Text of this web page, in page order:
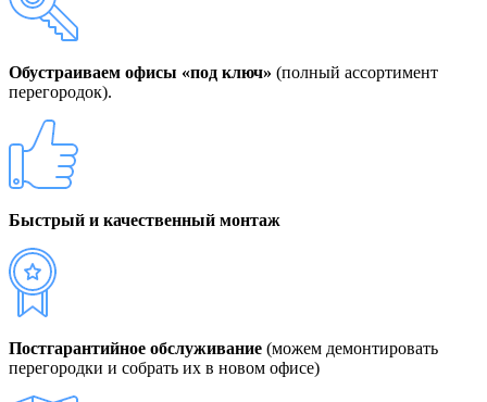
Обустраиваем офисы «под ключ» (полный ассортимент
перегородок).
Быстрый и качественный монтаж
Постгарантийное обслуживание (можем демонтировать
перегородки и собрать их в новом офисе)